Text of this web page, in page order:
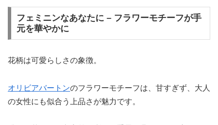
フェミニンなあなたに – フラワーモチーフが手
元を華やかに
花柄は可愛らしさの象徴。
オリビアバートンのフラワーモチーフは、甘すぎず、大人
の女性にも似合う上品さが魅力です。